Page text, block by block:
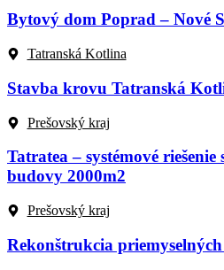
Bytový dom Poprad – Nové
Tatranská Kotlina
Stavba krovu Tatranská
Prešovský kraj
Tatratea – systémové
budovy 2000m2
Prešovský kraj
Rekonštrukcia